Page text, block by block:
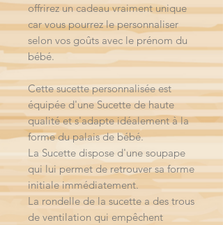
offrirez un cadeau vraiment unique
car vous pourrez le personnaliser
selon vos goûts avec le prénom du
bébé.
Cette sucette personnalisée est
équipée d'une Sucette de haute
qualité et s'adapte idéalement à la
forme du palais de bébé.
La Sucette dispose d'une soupape
qui lui permet de retrouver sa forme
initiale immédiatement.
La rondelle de la sucette a des trous
de ventilation qui empêchent